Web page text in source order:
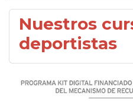
Nuestros
deportistas